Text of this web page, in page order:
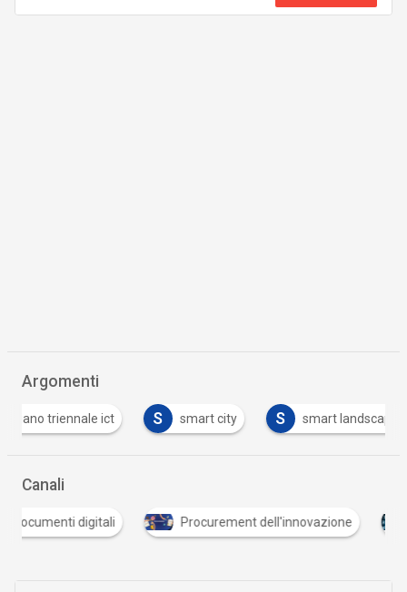
Argomenti
S smart city S smart landscape T team
Canali
Procurement dell'innovazione Sanità digitale